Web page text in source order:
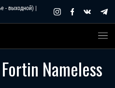
- выходной) |
Nameless